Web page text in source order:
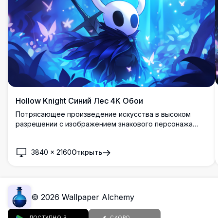
Hollow Knight Синий Лес 4K Обои
Потрясающее произведение искусства в высоком
разрешении с изображением знакового персонажа
бабочками, эфирными световыми эффектами и
3840 × 2160Открыть
© 2026 Wallpaper Alchemy